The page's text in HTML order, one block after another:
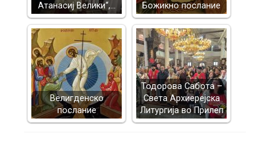
Атанасиј Велики“,…
Божикно послание
Велигденско
послание
Тодорова Сабота –
Света Архиерејска
Литургија во Прилеп